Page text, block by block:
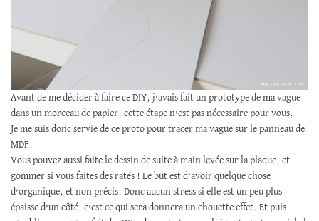
Avant de me décider à faire ce DIY, j’avais fait un prototype de ma vague
dans un morceau de papier, cette étape n’est pas nécessaire pour vous.
Je me suis donc servie de ce proto pour tracer ma vague sur le panneau de
MDF.
Vous pouvez aussi faite le dessin de suite à main levée sur la plaque, et
gommer si vous faites des ratés ! Le but est d’avoir quelque chose
d’organique, et non précis. Donc aucun stress si elle est un peu plus
épaisse d’un côté, c’est ce qui sera donnera un chouette effet. Et puis